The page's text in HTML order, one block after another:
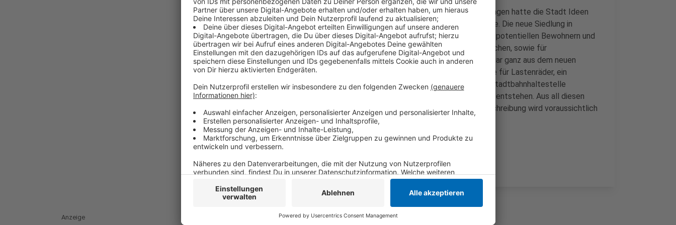
Im Rahmen einer Onlinebefragung und verschiedener Veranstaltungen hatte die Stadt Ideen
gesammelt, wie das Neubauprojekt Plankerheide aussehen könnte. Die neue Siedlung in
Fischeln soll vor allem klimafreundlich und nachhaltig werden. Die potentiellen Bewohnern und
die Nachbarschaft haben sich unter anderem für Grün- und Freiflächen, sowie für
Gemeinschaftsgärten ausgesprochen. Aber auch dafür, Autos sogar ganz aus dem neuen
Quartier zu verbannen. Stattdessen wünschen sie sich Stellplätze für Lastenräder, ein
Carsharing-Angebot und eine gute Anbindung an die vorhandene Stadtbahnhaltestelle
Grundend. In deren Schatten soll das Neubaugebiet Plankerheide entstehen. Aus all diesen
Ideen soll jetzt ein Gesamtkonzept entwickelt werden. Die Ausschreibung wird voraussichtlich
im Frühjahr starten.
Anzeige
Anzeige